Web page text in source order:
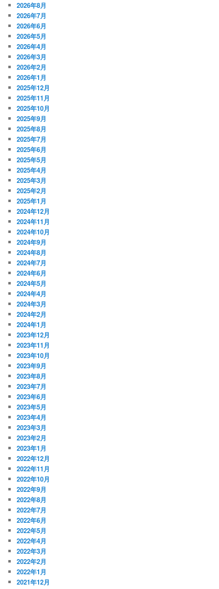
2026年8月
2026年7月
2026年6月
2026年5月
2026年4月
2026年3月
2026年2月
2026年1月
2025年12月
2025年11月
2025年10月
2025年9月
2025年8月
2025年7月
2025年6月
2025年5月
2025年4月
2025年3月
2025年2月
2025年1月
2024年12月
2024年11月
2024年10月
2024年9月
2024年8月
2024年7月
2024年6月
2024年5月
2024年4月
2024年3月
2024年2月
2024年1月
2023年12月
2023年11月
2023年10月
2023年9月
2023年8月
2023年7月
2023年6月
2023年5月
2023年4月
2023年3月
2023年2月
2023年1月
2022年12月
2022年11月
2022年10月
2022年9月
2022年8月
2022年7月
2022年6月
2022年5月
2022年4月
2022年3月
2022年2月
2022年1月
2021年12月